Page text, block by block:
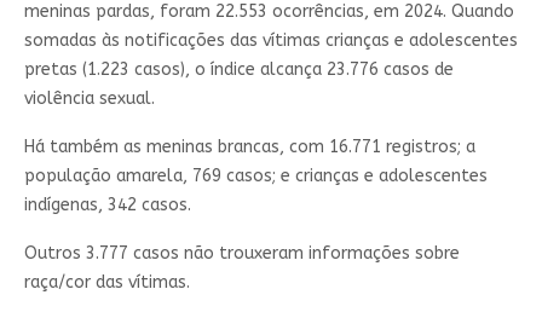
meninas pardas, foram 22.553 ocorrências, em 2024. Quando
somadas às notificações das vítimas crianças e adolescentes
pretas (1.223 casos), o índice alcança 23.776 casos de
violência sexual.
Há também as meninas brancas, com 16.771 registros; a
população amarela, 769 casos; e crianças e adolescentes
indígenas, 342 casos.
Outros 3.777 casos não trouxeram informações sobre
raça/cor das vítimas.